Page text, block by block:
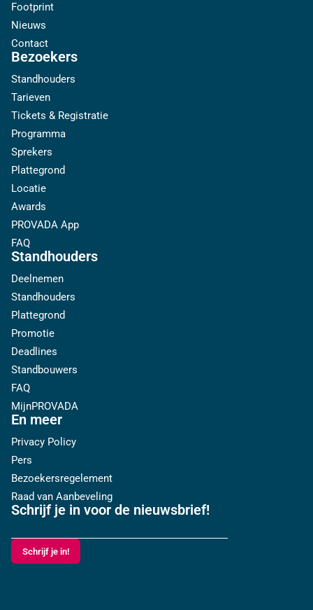
Footprint
Nieuws
Contact
Bezoekers
Standhouders
Tarieven
Tickets & Registratie
Programma
Sprekers
Plattegrond
Locatie
Awards
PROVADA App
FAQ
Standhouders
Deelnemen
Standhouders
Plattegrond
Promotie
Deadlines
Standbouwers
FAQ
MijnPROVADA
En meer
Privacy Policy
Pers
Bezoekersregelement
Raad van Aanbeveling
Schrijf je in voor de nieuwsbrief!
Schrijf je in!